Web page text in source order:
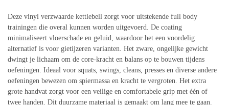
Deze vinyl verzwaarde kettlebell zorgt voor uitstekende full body
trainingen die overal kunnen worden uitgevoerd. De coating
minimaliseert vloerschade en geluid, waardoor het een voordelig
alternatief is voor gietijzeren varianten. Het zware, ongelijke gewicht
dwingt je lichaam om de core-kracht en balans op te bouwen tijdens
oefeningen. Ideaal voor squats, swings, cleans, presses en diverse andere
oefeningen bewezen om spiermassa en kracht te vergroten. Het extra
grote handvat zorgt voor een veilige en comfortabele grip met één of
twee handen. Dit duurzame materiaal is gemaakt om lang mee te gaan.